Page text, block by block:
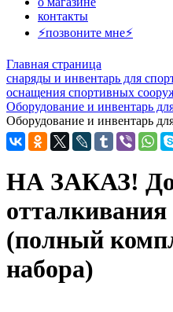
контакты
⚡позвоните мне⚡
Главная страница
снаряды и инвентарь для
оснащения спортивных
Оборудование и инвентарь
Оборудование и инвентарь
НА ЗАКАЗ!
(полный
набора)